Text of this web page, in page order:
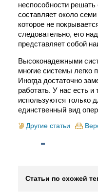
неспособности
составляет около
которое не
следовательно, его
представляет собой
Высоконадежными
многие системы легко
Иногда достаточно
работать. У нас есть
используются только
единственный вид
Другие статьи
Статьи по схожей